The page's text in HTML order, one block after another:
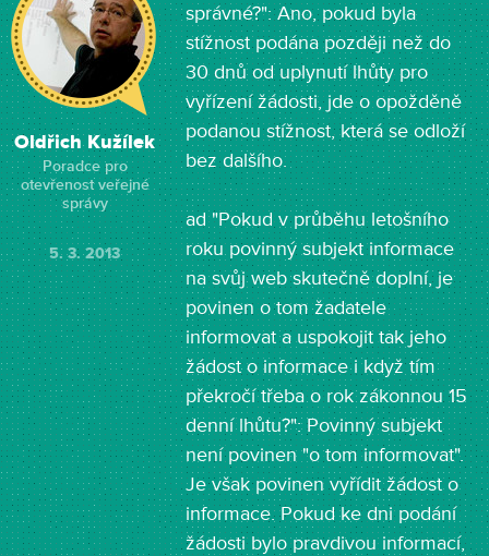
Oldřich Kužílek
Poradce pro
otevřenost veřejné
správy
5. 3. 2013
správné?": Ano, pokud byla
stížnost podána později než do
30 dnů od uplynutí lhůty pro
vyřízení žádosti, jde o opožděně
podanou stížnost, která se odloží
bez dalšího.
ad "Pokud v průběhu letošního
roku povinný subjekt informace
na svůj web skutečně doplní, je
povinen o tom žadatele
informovat a uspokojit tak jeho
žádost o informace i když tím
překročí třeba o rok zákonnou 15
denní lhůtu?": Povinný subjekt
není povinen "o tom informovat".
Je však povinen vyřídit žádost o
informace. Pokud ke dni podání
žádosti bylo pravdivou informací,